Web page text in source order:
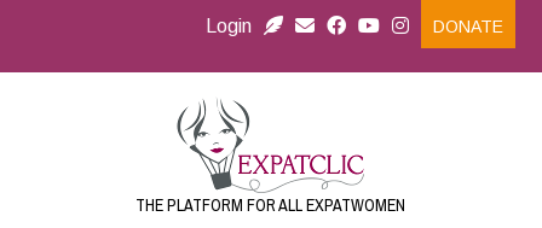
Login DONATE
THE PLATFORM FOR ALL EXPATWOMEN